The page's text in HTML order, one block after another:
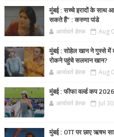
मुंबई : सच्चे इरादों के साथ
सकते हैं” : करुणा पांडे
आर्यावर्त डेस्क Aug
मुंबई : सोहेल खान ने गुस्से में
रोकने पहुंचे सलमान खान?
आर्यावर्त डेस्क Aug
मुंबई : फीफा वर्ल्ड कप
आर्यावर्त डेस्क Jul
मुंबई : OTT पर छाए ऋषभ